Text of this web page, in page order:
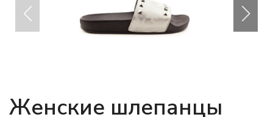
Женские шлепанцы